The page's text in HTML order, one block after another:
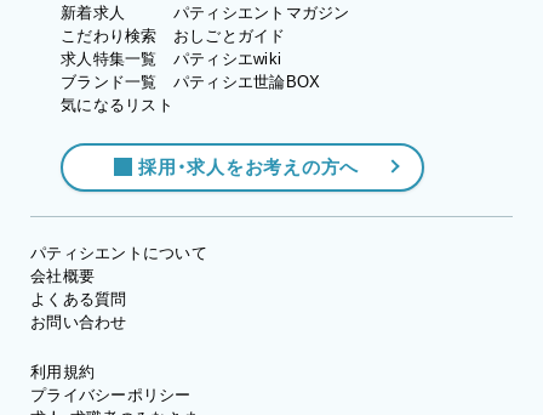
新着求人
こだわり検索
求人特集一覧
ブランド一覧
気になるリスト
パティシエントマガジン
おしごとガイド
パティシエwiki
パティシエ世論BOX
採用・求人をお考えの方へ
パティシエントについて
会社概要
よくある質問
お問い合わせ
利用規約
プライバシーポリシー